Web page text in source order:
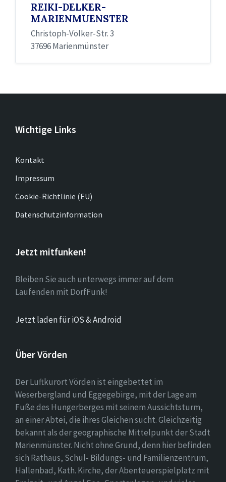
REIKI-DELKER-
MARIENMUENSTER
Christoph-Völker-Str. 3
37696 Marienmünster
Wichtige Links
Kontakt
Impressum
Cookie-Richtlinie (EU)
Datenschutzinformation
Jetzt mitfunken!
Bleiben Sie auch unterwegs immer auf dem
Laufenden mit DorfFunk!
Jetzt laden für iOS & Android
Über Vörden
Der Luftkurort Vörden ist eingebettet im
Weserbergland und Eggegebirge, mit der Lage am
Fuße des Hungerberges mit seinem Aussichtsturm,
an einer Abtei, die ihres Gleichen sucht. Gleichzeitig
bekannt als der geographische Mittelpunkt der Stadt
Marienmünster. Nicht ohne Grund, denn hier befinden
sich Rathaus, Schul- Bildungs- und Familienzentrum,
Hallenbad, Kath. Kirche, der Abenteuerspielplatz mit